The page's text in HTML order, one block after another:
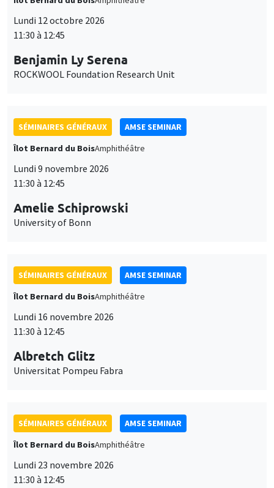
Lundi 12 octobre 2026
11:30 à 12:45
Benjamin Ly Serena
ROCKWOOL Foundation Research Unit
SÉMINAIRES GÉNÉRAUX
AMSE SEMINAR
Îlot Bernard du BoisAmphithéâtre
Lundi 9 novembre 2026
11:30 à 12:45
Amelie Schiprowski
University of Bonn
SÉMINAIRES GÉNÉRAUX
AMSE SEMINAR
Îlot Bernard du BoisAmphithéâtre
Lundi 16 novembre 2026
11:30 à 12:45
Albretch Glitz
Universitat Pompeu Fabra
SÉMINAIRES GÉNÉRAUX
AMSE SEMINAR
Îlot Bernard du BoisAmphithéâtre
Lundi 23 novembre 2026
11:30 à 12:45